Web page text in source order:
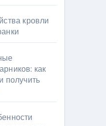
кровли
как
получить